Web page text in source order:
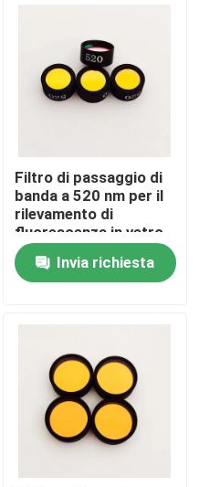
Filtro di passaggio di
banda a 520 nm per il
rilevamento di
fluorescenza in vetro
ottico PCR
Invia richiesta